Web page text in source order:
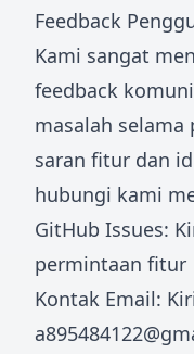
Feedback
Kami sangat
feedback
masalah
saran fitur dan
hubungi kami
GitHub Issues:
permintaan fitur
Kontak Email: